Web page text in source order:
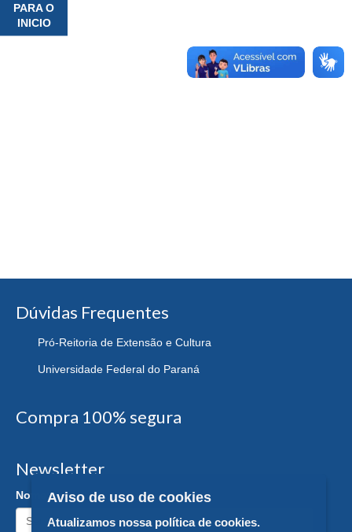
PARA O
INICIO
Dúvidas Frequentes
Pró-Reitoria de Extensão e Cultura
Universidade Federal do Paraná
Compra 100% segura
Newsletter
Nome:Aviso de uso de cookies
Atualizamos nossa política de cookies.